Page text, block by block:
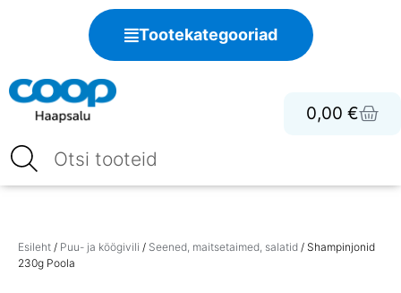
Tootekategooriad
0,00 €
Esileht / Puu- ja köögivili / Seened, maitsetaimed, salatid / Shampinjonid
230g Poola